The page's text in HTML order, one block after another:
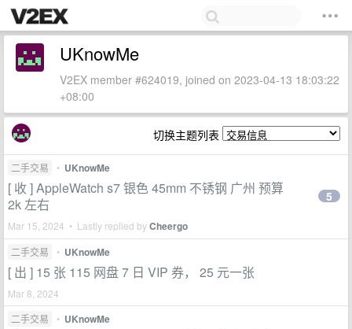
UKnowMe
V2EX member #624019, joined on 2023-04-13 18:03:22
+08:00
切换主题列表
二手交易 • UKnowMe
[ 收 ] AppleWatch s7 银色 45mm 不锈钢 广州 预算
2k 左右
Mar 15, 2024 • Lastly replied byCheergo
5
二手交易 • UKnowMe
[ 出 ] 15 张 115 网盘 7 日 VIP 券， 25 元一张
Mar 8, 2024
二手交易
• UKnowMe